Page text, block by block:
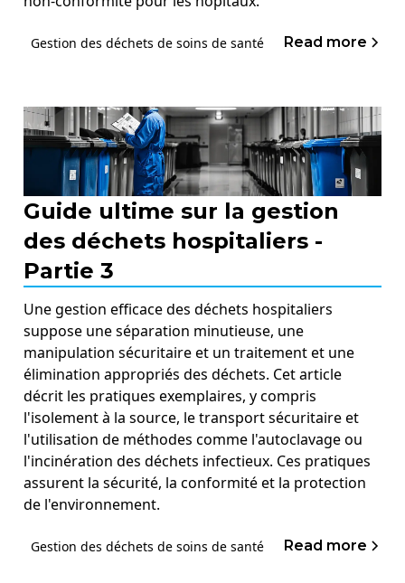
Gestion des déchets de soins de santé Read more
Guide ultime sur la gestion
des déchets hospitaliers -
Partie 3
Une gestion efficace des déchets hospitaliers
suppose une séparation minutieuse, une
manipulation sécuritaire et un traitement et une
élimination appropriés des déchets. Cet article
décrit les pratiques exemplaires, y compris
l'isolement à la source, le transport sécuritaire et
l'utilisation de méthodes comme l'autoclavage ou
l'incinération des déchets infectieux. Ces pratiques
assurent la sécurité, la conformité et la protection
de l'environnement.
Gestion des déchets de soins de santé Read more